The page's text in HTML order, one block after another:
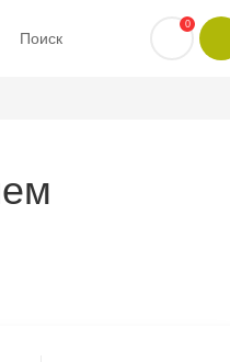
Поиск
0